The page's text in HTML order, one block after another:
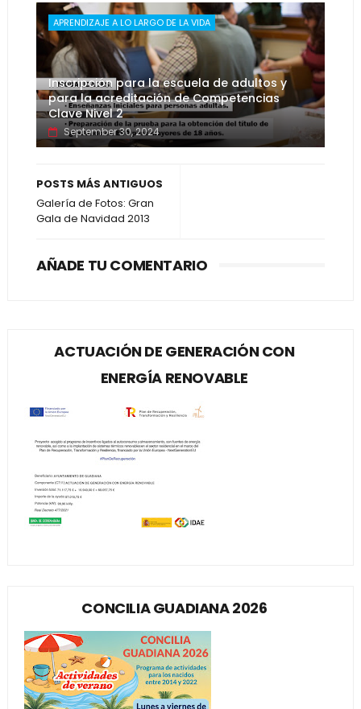
APRENDIZAJE A LO LARGO DE LA VIDA
Inscripción para la escuela de adultos y
para la acreditación de Competencias
Clave Nivel 2
September 30, 2024
POSTS MÁS ANTIGUOS
Galería de Fotos: Gran
Gala de Navidad 2013
AÑADE TU COMENTARIO
ACTUACIÓN DE GENERACIÓN CON
ENERGÍA RENOVABLE
CONCILIA GUADIANA 2026